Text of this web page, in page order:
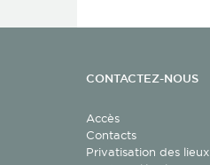
CONTACTEZ-NOUS
Accès
Contacts
Privatisation des lieux